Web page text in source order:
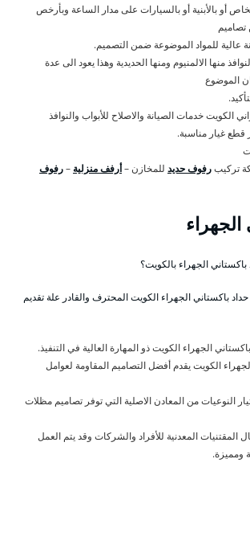
أو بالأبنية أو بالسيارات على مدار الساعة وبأرخص
تصاميم
عالية للمواد الموضوعة ضمن التصميم.
منها الالمنيوم ومنها الحديدية وهذا يعود الى عدة
الموضوع
الكويت خدمات الصيانة والاصلاح للأبواب والنوافذ
غيار مناسبة.
تركيبرفوف حديد للمخازن –أرفف منزلية –رفوف
الجهراء بالكويت؟
باكستاني الجهراء الكويت المحترف والقادر علة تقديم
الجهراء الكويت ذو المهارة العالية في التنفيذ.
الجهراء الكويت يقدم أفضل التصاميم المقاومة لعوامل
النوعيات من المعادن الاصلية التي توفر تصاميم مظلات
المعدنية للأفراد والشركات وقد يتم العمل
ومميزة.